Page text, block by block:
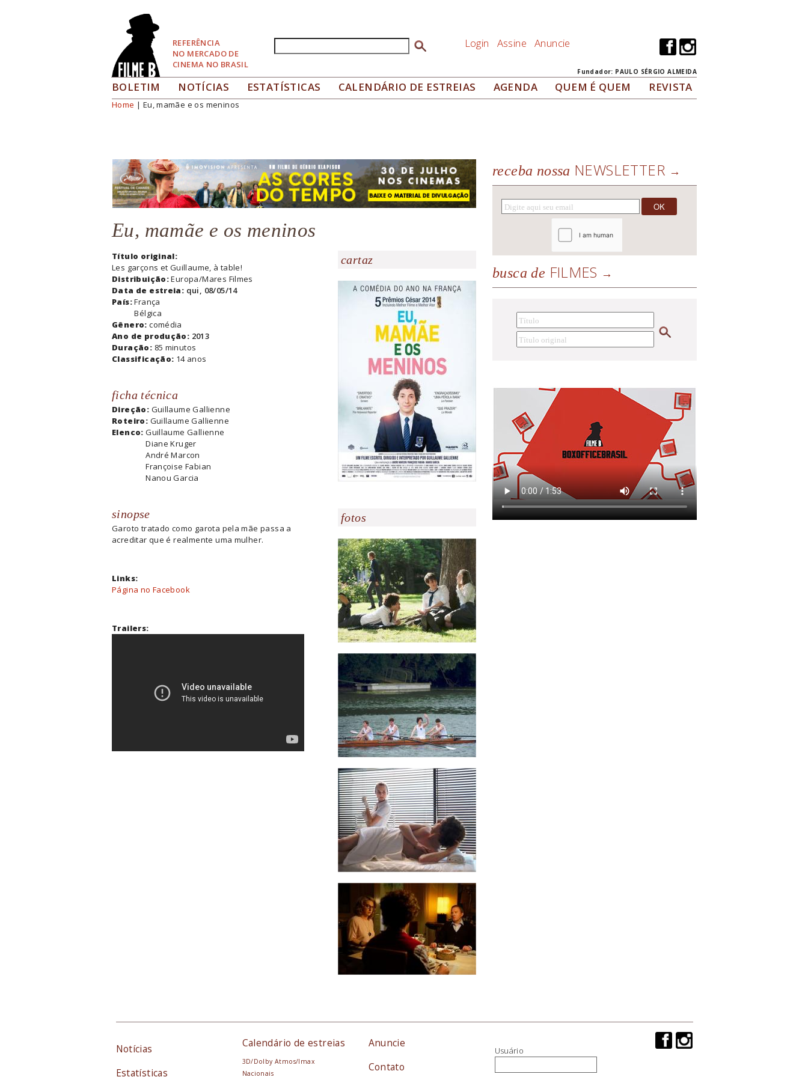
REFERÊNCIA
NO MERCADO DE
CINEMA NO BRASIL
Formulário de busca Login Assine Anuncie
Fundador: PAULO SÉRGIO ALMEIDA
BOLETIM NOTÍCIAS ESTATÍSTICAS CALENDÁRIO DE ESTREIAS AGENDA QUEM É QUEM REVISTA
Você está aqui
Home | Eu, mamãe e os meninos
Eu, mamãe e os meninos
Título original:
Les garçons et Guillaume, à table!
Distribuição:Europa/Mares Filmes
Data de estreia: qui, 08/05/14
País:França
Bélgica
Gênero:comédia
Ano de produção: 2013
Duração: 85 minutos
Classificação: 14 anos
ficha técnica
Direção: Guillaume Gallienne
Roteiro: Guillaume Gallienne
Elenco:Guillaume Gallienne
Diane Kruger
André Marcon
Françoise Fabian
Nanou Garcia
sinopse
Garoto tratado como garota pela mãe passa a
acreditar que é realmente uma mulher.
Links:
Página no Facebook
Trailers:
cartaz
fotos
receba nossa NEWSLETTER
busca de FILMES
Notícias
Estatísticas
Calendário de estreias
3D/Dolby Atmos/Imax
Nacionais
Anuncie
Contato
Usuário